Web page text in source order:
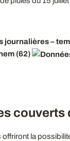
journalières –
(62)
couverts
la